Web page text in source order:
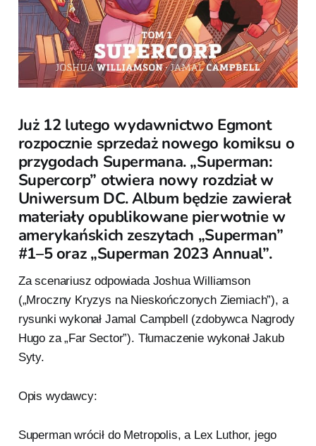
Już 12 lutego wydawnictwo Egmont
rozpocznie sprzedaż nowego komiksu o
przygodach Supermana. „Superman:
Supercorp” otwiera nowy rozdział w
Uniwersum DC. Album będzie zawierał
materiały opublikowane pierwotnie w
amerykańskich zeszytach „Superman”
#1–5 oraz „Superman 2023 Annual”.
Za scenariusz odpowiada Joshua Williamson
(„Mroczny Kryzys na Nieskończonych Ziemiach”), a
rysunki wykonał Jamal Campbell (zdobywca Nagrody
Hugo za „Far Sector”). Tłumaczenie wykonał Jakub
Syty.
Opis wydawcy:
Superman wrócił do Metropolis, a Lex Luthor, jego